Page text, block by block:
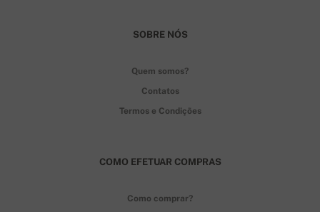
SOBRE NÓS
Quem somos?
Contatos
Termos e Condições
COMO EFETUAR COMPRAS
Como comprar?